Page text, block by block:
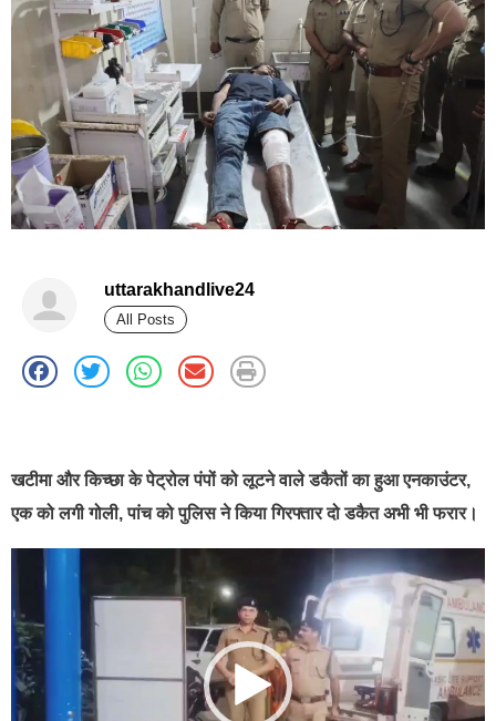
uttarakhandlive24
All Posts
खटीमा और किच्छा के पेट्रोल पंपों को लूटने वाले डकैतों का हुआ एनकाउंटर,
एक को लगी गोली, पांच को पुलिस ने किया गिरफ्तार दो डकैत अभी भी फरार।
Video